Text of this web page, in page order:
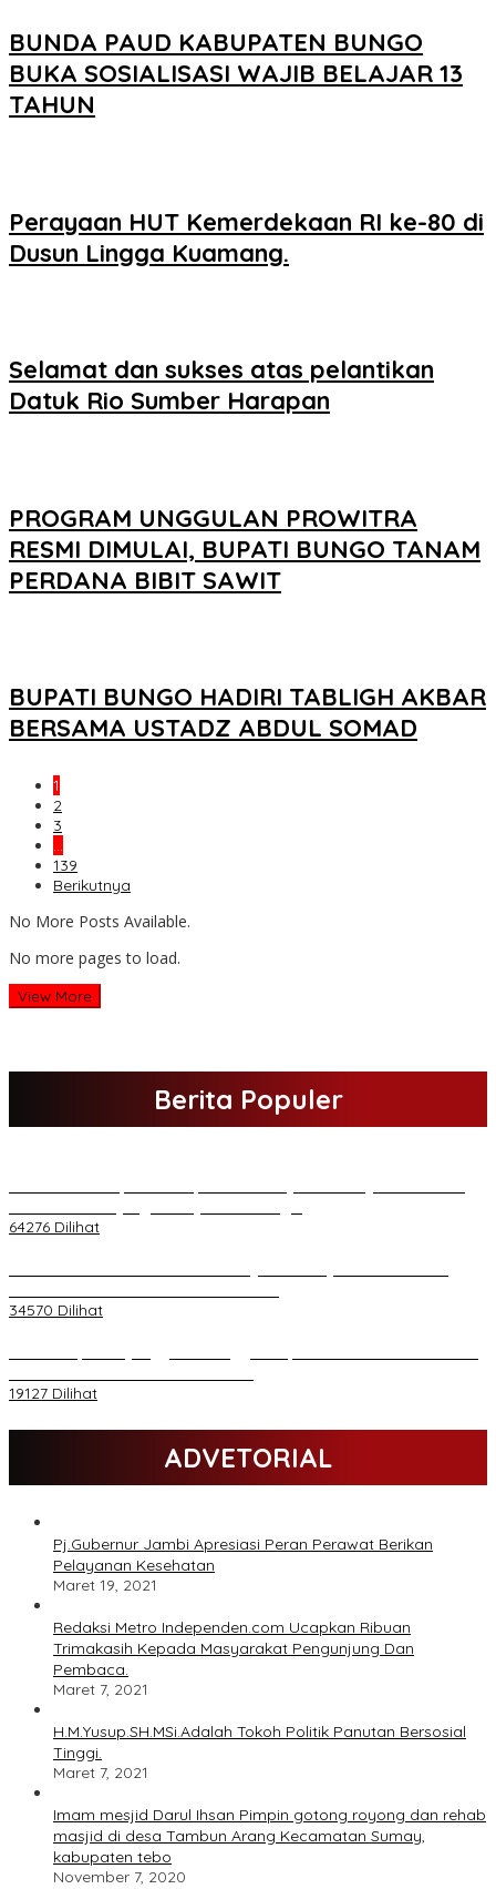
BUNDA PAUD KABUPATEN BUNGO
BUKA SOSIALISASI WAJIB BELAJAR 13
TAHUN
Perayaan HUT Kemerdekaan RI ke-80 di
Dusun Lingga Kuamang.
Selamat dan sukses atas pelantikan
Datuk Rio Sumber Harapan
PROGRAM UNGGULAN PROWITRA
RESMI DIMULAI, BUPATI BUNGO TANAM
PERDANA BIBIT SAWIT
BUPATI BUNGO HADIRI TABLIGH AKBAR
BERSAMA USTADZ ABDUL SOMAD
1
2
3
…
139
Berikutnya
No More Posts Available.
No more pages to load.
View More
Berita Populer
64276 Dilihat
34570 Dilihat
19127 Dilihat
ADVETORIAL
Pj.Gubernur Jambi Apresiasi Peran Perawat Berikan
Pelayanan Kesehatan
Maret 19, 2021
Redaksi Metro Independen.com Ucapkan Ribuan
Trimakasih Kepada Masyarakat Pengunjung Dan
Pembaca.
Maret 7, 2021
H.M.Yusup.SH.MSi.Adalah Tokoh Politik Panutan Bersosial
Tinggi.
Maret 7, 2021
Imam mesjid Darul Ihsan Pimpin gotong royong dan rehab
masjid di desa Tambun Arang Kecamatan Sumay,
kabupaten tebo
November 7, 2020